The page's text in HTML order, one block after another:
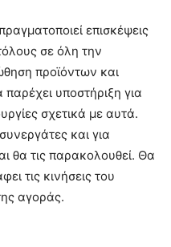
επισκέψεις
σε όλη την
προϊόντων και
υποστήριξη για
σχετικά με αυτά.
και για
θα τις παρακολουθεί. Θα
τις κινήσεις του
αγοράς.